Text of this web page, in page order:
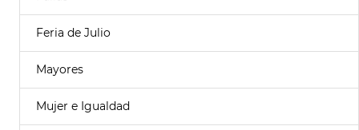
Feria de Julio
Mayores
Mujer e Igualdad